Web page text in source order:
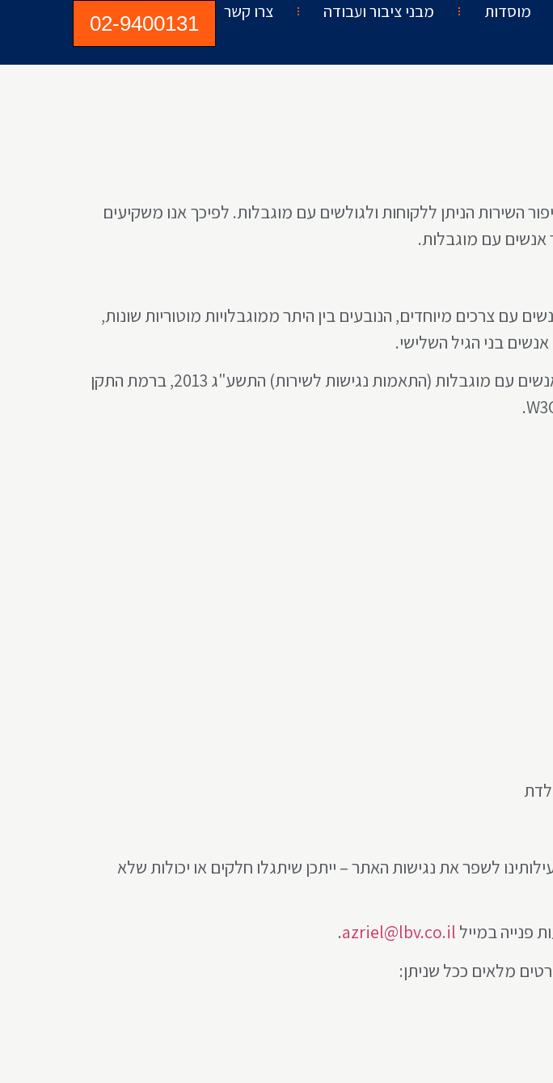
מוסדות מבני ציבור ועבודה צרו קשר 02-9400131
השירות הניתן ללקוחות ולגולשים עם מוגבלות. לפיכך אנו משקיעים
אנשים עם מוגבלות.
עם צרכים מיוחדים, הנובעים בין היתר ממוגבלויות מוטוריות שונות,
אנשים בני הגיל השלישי.
אנו עושים מאמצים שהאתר שלנו יעמוד בדרישות תקנות שיוויון זכויות לאנשים עם מוגבלות (התאמות נגישות לשירות) התשע"ג 2013, ברמת התקן
לשפר את נגישות האתר – ייתכן שיתגלו חלקים או יכולות שלא
פנייה במייל azriel@lbv.co.il
.
מלאים ככל שניתן: